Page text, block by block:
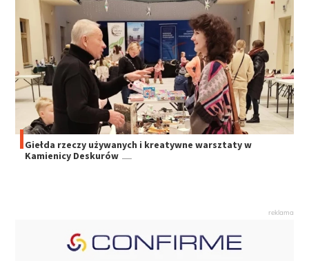
Giełda rzeczy używanych i kreatywne warsztaty w
Kamienicy Deskurów